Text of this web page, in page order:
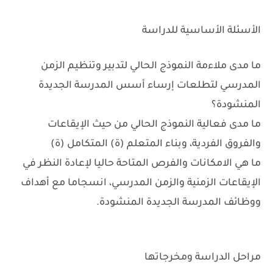
الأسئلة الأساسية للدراسة
ما مدى ملاءمة النموذج الحالي لتدبير وتنظيم الزمن
المدرسي لتطلعات إرساء أسس المدرسة الجديدة
المنشودة؟
ما مدى فعالية النموذج الحالي من حيث الإيقاعات
والفروق الفردية، وبناء المتعلم (ة) المتكامل (ة)
ما هي الامكانات والفرص المتاحة حاليا لإعادة النظر في
الإيقاعات الزمنية والزمن المدرسي، انسجاما مع أهداف
ووظائف المدرسة الجديدة المنشودة.
مراحل الدراسة ومخرجاتها